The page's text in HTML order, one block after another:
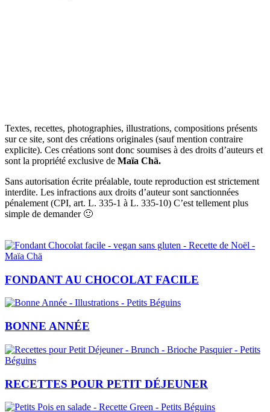
Textes, recettes, photographies, illustrations, compositions présents
sur ce site, sont des créations originales (sauf mention contraire
explicite). Ces créations sont donc soumises à des droits d’auteurs et
sont la propriété exclusive de Maïa Chä.
Sans autorisation écrite préalable, toute reproduction est strictement
interdite. Les infractions aux droits d’auteur sont sanctionnées
pénalement (CPI, art. L. 335-1 à L. 335-10) C’est tellement plus
simple de demander 🙂
FONDANT AU CHOCOLAT FACILE
BONNE ANNÉE
RECETTES POUR PETIT DÉJEUNER